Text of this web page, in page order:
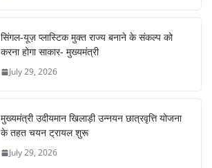
सिंगल-यूज़ प्लास्टिक मुक्त राज्य बनाने के संकल्प को
करना होगा साकार- मुख्यमंत्री
July 29, 2026
मुख्यमंत्री उदीयमान खिलाड़ी उन्नयन छात्रवृत्ति योजना
के तहत चयन ट्रायल शुरू
July 29, 2026